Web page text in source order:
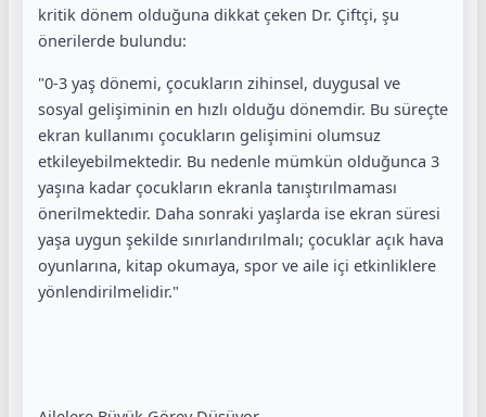
kritik dönem olduğuna dikkat çeken Dr. Çiftçi, şu
önerilerde bulundu:
"0-3 yaş dönemi, çocukların zihinsel, duygusal ve
sosyal gelişiminin en hızlı olduğu dönemdir. Bu süreçte
ekran kullanımı çocukların gelişimini olumsuz
etkileyebilmektedir. Bu nedenle mümkün olduğunca 3
yaşına kadar çocukların ekranla tanıştırılmaması
önerilmektedir. Daha sonraki yaşlarda ise ekran süresi
yaşa uygun şekilde sınırlandırılmalı; çocuklar açık hava
oyunlarına, kitap okumaya, spor ve aile içi etkinliklere
yönlendirilmelidir."